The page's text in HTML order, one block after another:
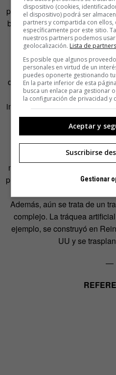
principio” para la ingeniería
base para comenzar a probar
Desde 2008, Macchiarini
introducir más innovaciones
diaria la ingeniería de tejidos.
trasplante de una tráquea
implantó a un paciente de
se cubrió la estructura con
cultivadas sobre el
órganos sintéticos
necesarios para lograr un
momento, no obstante, esta
problemas de cicatrización de
Además, aún se trata de un
complejo. La tráquea
ejemplo, se construyó en
UU y se
—
dispositivo (cookies,
el dispositivo) podrá ser
partners y compartida con ellos,
específicamente por este sitio.
nuestros partners podemos
geolocalización. Lista de partners
Es posible que algunos
personales en virtud de un
puedes oponerte gestionando
En la parte inferior de esta
busca un enlace para gestionar
la configuración de privacidad y
Aceptar y
Suscribirse
Gestionar